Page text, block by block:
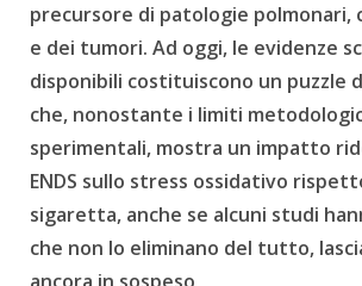
precursore di patologie polmonari,
e dei tumori. Ad oggi, le evidenze
disponibili costituiscono un puzzle
che, nonostante i limiti
sperimentali, mostra un impatto
ENDS sullo stress ossidativo
sigaretta, anche se alcuni studi
che non lo eliminano del tutto,